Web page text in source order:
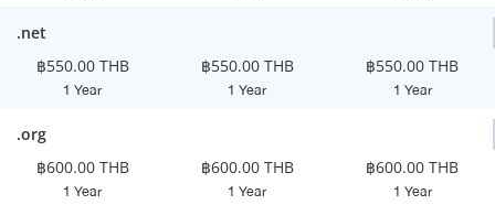
.net
฿550.00 THB
1 Year
฿550.00 THB
1 Year
฿550.00 THB
1 Year
.org
฿600.00 THB
1 Year
฿600.00 THB
1 Year
฿600.00 THB
1 Year